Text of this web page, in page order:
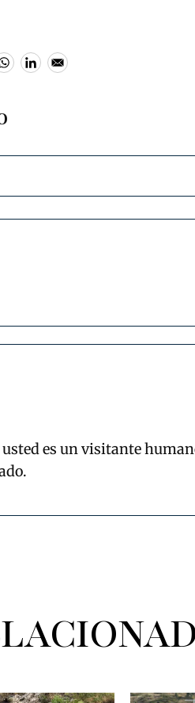
es un visitante